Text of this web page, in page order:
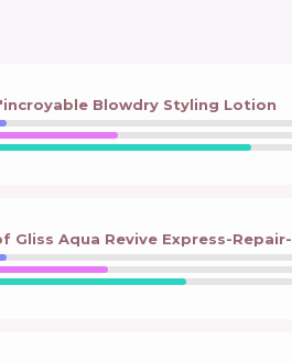
Blowdry Styling Lotion
Gliss Aqua Revive Express-